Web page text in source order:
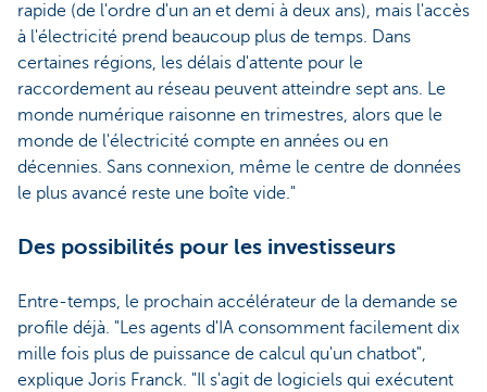
rapide (de l'ordre d'un an et demi à deux ans), mais l'accès
à l'électricité prend beaucoup plus de temps. Dans
certaines régions, les délais d'attente pour le
raccordement au réseau peuvent atteindre sept ans. Le
monde numérique raisonne en trimestres, alors que le
monde de l'électricité compte en années ou en
décennies. Sans connexion, même le centre de données
le plus avancé reste une boîte vide."
Des possibilités pour les investisseurs
Entre-temps, le prochain accélérateur de la demande se
profile déjà. "Les agents d'IA consomment facilement dix
mille fois plus de puissance de calcul qu'un chatbot",
explique Joris Franck. "Il s'agit de logiciels qui exécutent